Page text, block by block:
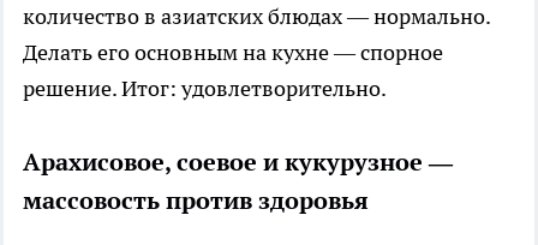
количество в азиатских блюдах — нормально.
Делать его основным на кухне — спорное
решение. Итог: удовлетворительно.
Арахисовое, соевое и кукурузное —
массовость против здоровья